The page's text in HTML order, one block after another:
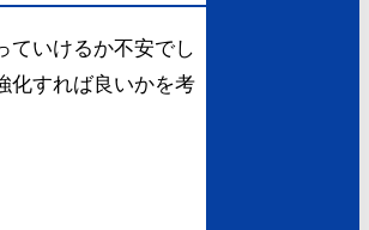
ていけるか不安でし
化すれば良いかを考